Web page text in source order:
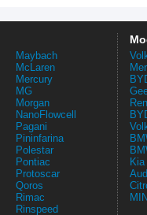
Maybach
McLaren
Mercury
MG
Morgan
NanoFlowcell
Pagani
Pininfarina
Polestar
Pontiac
Protoscar
Qoros
Rimac
Rinspeed